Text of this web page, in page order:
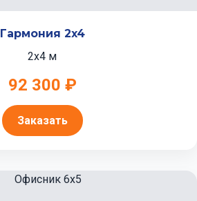
Гармония 2x4
2x4 м
92 300 ₽
Заказать